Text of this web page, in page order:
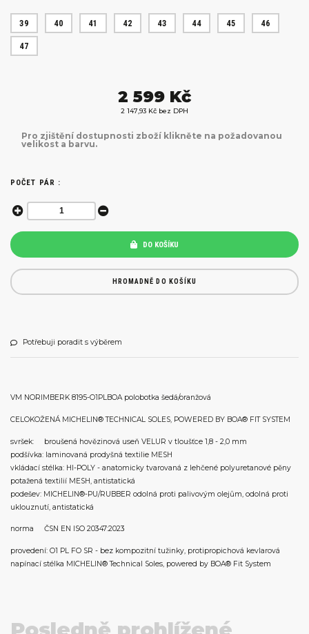
39 40 41 42 43 44 45 46
47
2 599 Kč
2 147,93 Kč bez DPH
Pro zjištění dostupnosti zboží klikněte na požadovanou
velikost a barvu.
POČET PÁR :
DO KOŠÍKU
HROMADNĚ DO KOŠÍKU
Potřebuji poradit s výběrem
VM NORIMBERK 8195-O1PLBOA polobotka šedá/oranžová
CELOKOŽENÁ MICHELIN® TECHNICAL SOLES, POWERED BY BOA® FIT SYSTEM
svršek: broušená hovězinová useň VELUR v tloušťce 1,8 - 2,0 mm
podšívka: laminovaná prodyšná textilie MESH
vkládací stélka: HI-POLY - anatomicky tvarovaná z lehčené polyuretanové pěny
potažená textilií MESH, antistatická
podešev: MICHELIN®-PU/RUBBER odolná proti palivovým olejům, odolná proti
uklouznutí, antistatická
norma ČSN EN ISO 20347:2023
provedení: O1 PL FO SR - bez kompozitní tužinky, protipropichová kevlarová
napínací stélka MICHELIN® Technical Soles, powered by BOA® Fit System